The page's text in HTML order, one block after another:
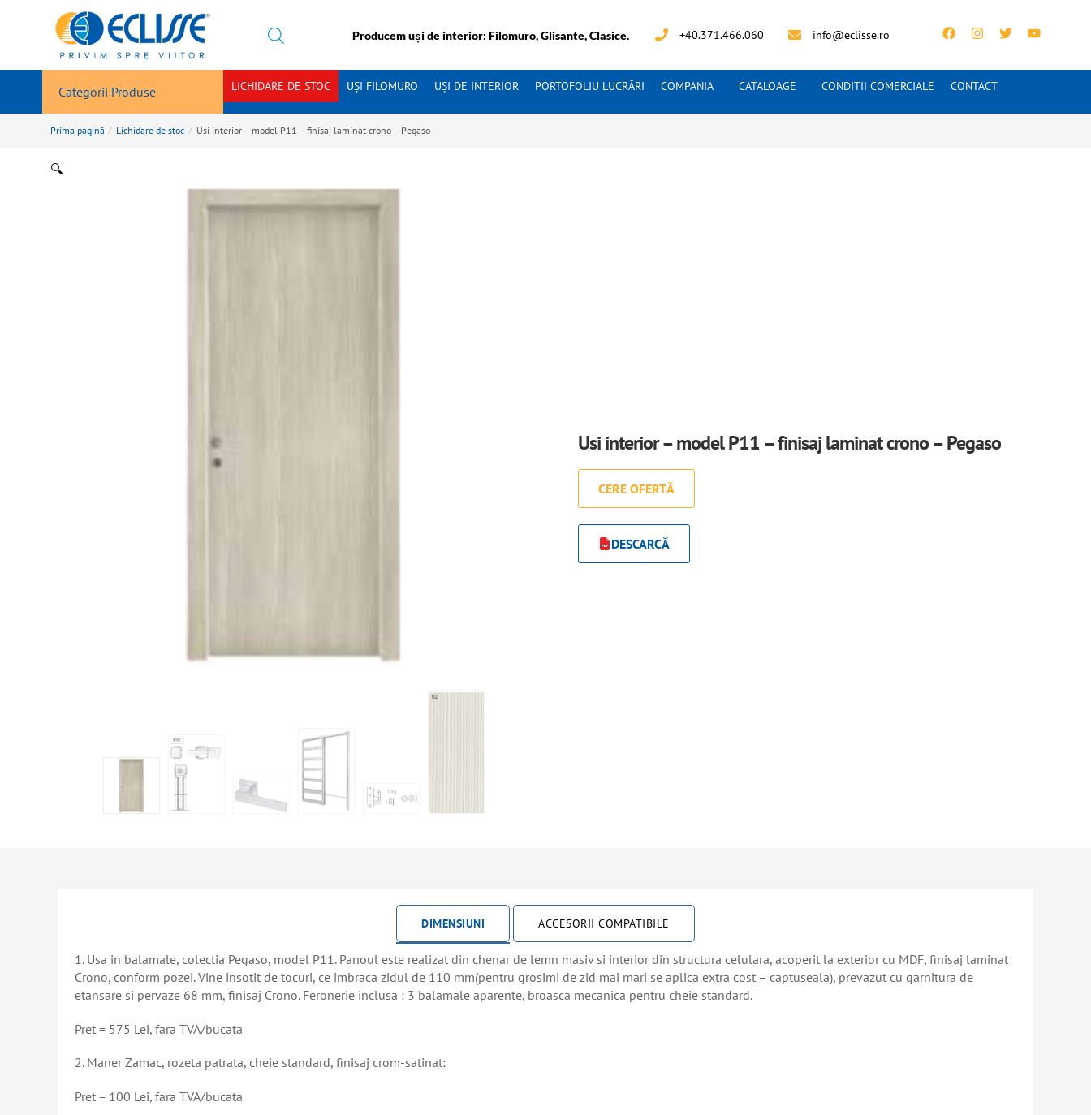
Producem uși de interior: Filomuro, Glisante, Clasice. +40.371.466.060 info@eclisse.ro
Categorii Produse LICHIDARE DE STOC UȘI FILOMURO UȘI DE INTERIOR PORTOFOLIU LUCRĂRI COMPANIA CATALOAGE CONDITII COMERCIALE CONTACT
Prima pagină / Lichidare de stoc / Usi interior – model P11 – finisaj laminat crono – Pegaso
🔍
Usi interior – model P11 – finisaj laminat crono – Pegaso
CERE OFERTĂ
DESCARCĂ
DIMENSIUNI ACCESORII COMPATIBILE
1. Usa in balamale, colectia Pegaso, model P11. Panoul este realizat din chenar de lemn masiv si interior din structura celulara, acoperit la exterior cu MDF, finisaj laminat
Crono, conform pozei. Vine insotit de tocuri, ce imbraca zidul de 110 mm(pentru grosimi de zid mai mari se aplica extra cost – captuseala), prevazut cu garnitura de
etansare si pervaze 68 mm, finisaj Crono. Feronerie inclusa : 3 balamale aparente, broasca mecanica pentru cheie standard.
Pret = 575 Lei, fara TVA/bucata
2. Maner Zamac, rozeta patrata, cheie standard, finisaj crom-satinat:
Pret = 100 Lei, fara TVA/bucata